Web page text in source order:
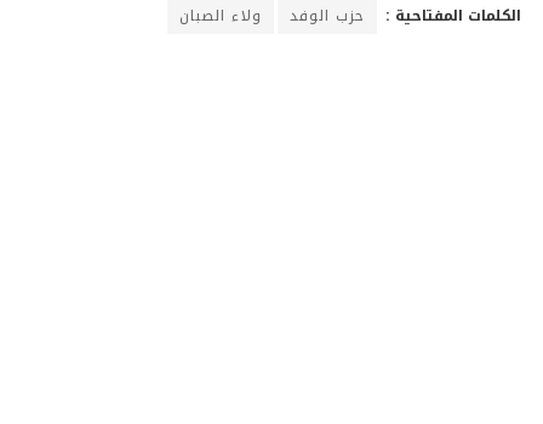
الكلمات المفتاحية : حزب الوفد ولاء الصبان